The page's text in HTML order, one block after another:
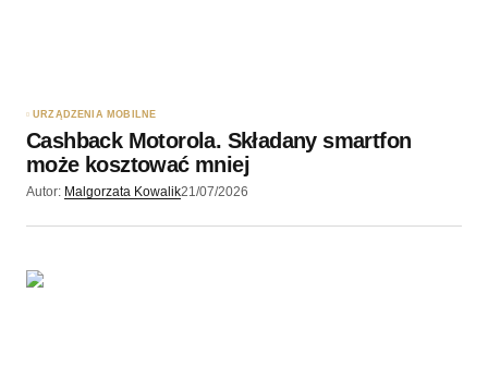
URZĄDZENIA MOBILNE
Cashback Motorola. Składany smartfon
może kosztować mniej
Autor: Malgorzata Kowalik21/07/2026